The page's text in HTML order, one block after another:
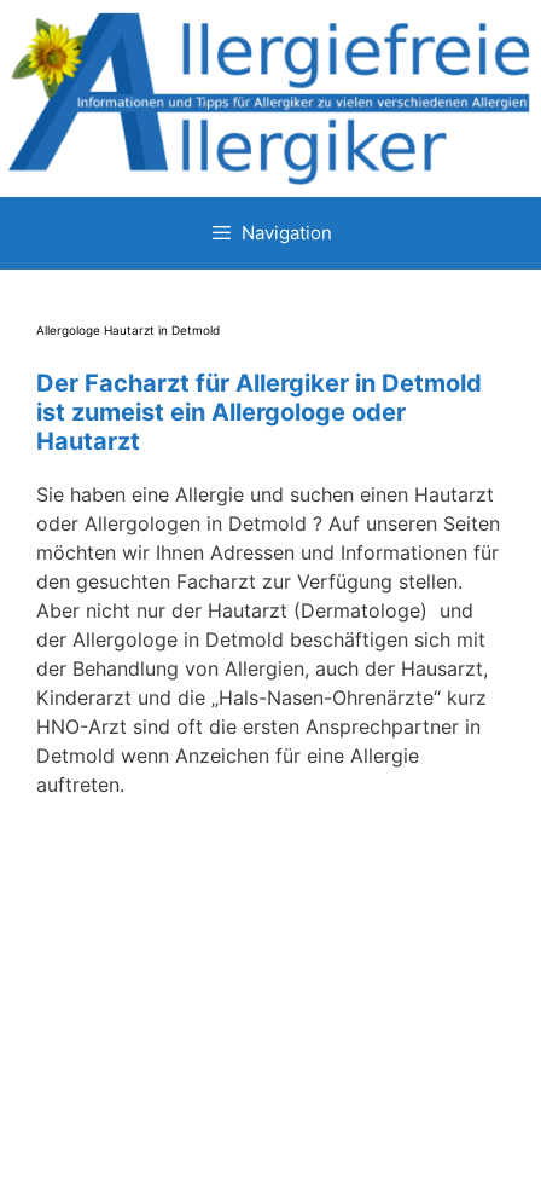
Zum
Inhalt
springen
Navigation
Allergologe Hautarzt in Detmold
Der Facharzt für Allergiker in Detmold
ist zumeist ein Allergologe oder
Hautarzt
Sie haben eine Allergie und suchen einen Hautarzt
oder Allergologen in Detmold ? Auf unseren Seiten
möchten wir Ihnen Adressen und Informationen für
den gesuchten Facharzt zur Verfügung stellen.
Aber nicht nur der Hautarzt (Dermatologe) und
der Allergologe in Detmold beschäftigen sich mit
der Behandlung von Allergien, auch der Hausarzt,
Kinderarzt und die „Hals-Nasen-Ohrenärzte“ kurz
HNO-Arzt sind oft die ersten Ansprechpartner in
Detmold wenn Anzeichen für eine Allergie
auftreten.